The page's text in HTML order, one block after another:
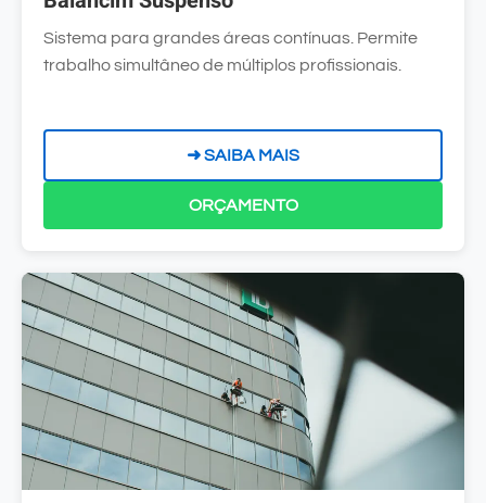
Sistema para grandes áreas contínuas. Permite
trabalho simultâneo de múltiplos profissionais.
➜ SAIBA MAIS
ORÇAMENTO